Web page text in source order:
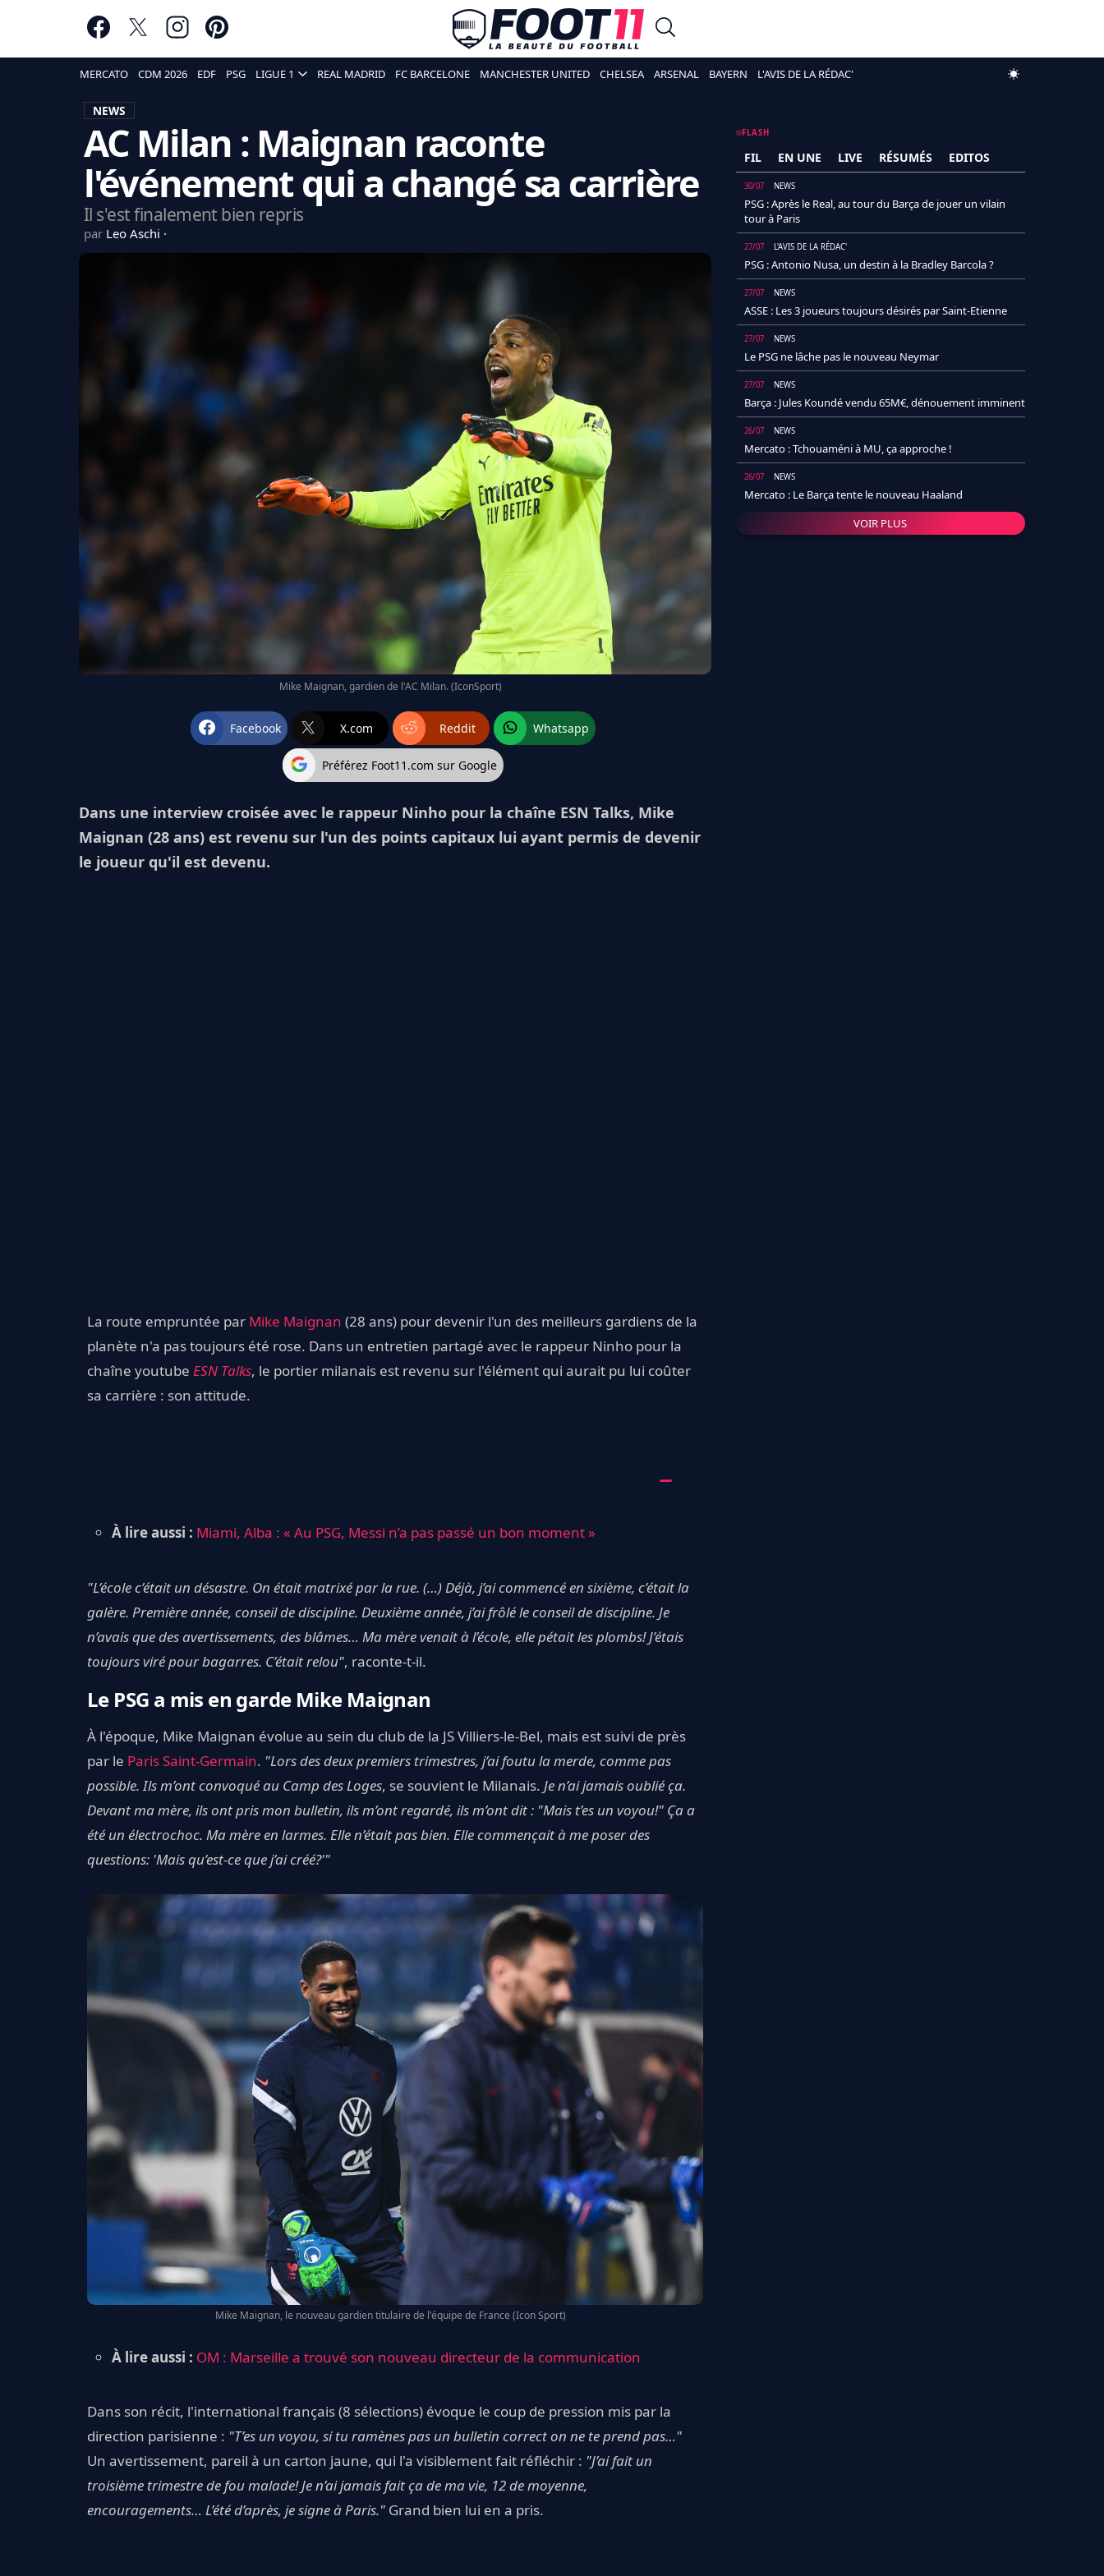
MERCATO CDM 2026 EDF PSG LIGUE 1 REAL MADRID FC BARCELONE MANCHESTER UNITED CHELSEA ARSENAL BAYERN L'AVIS DE LA RÉDAC'
NEWS
AC Milan : Maignan raconte
l'événement qui a changé sa carrière
Il s'est finalement bien repris
par Leo Aschi
Mike Maignan, gardien de l'AC Milan. (IconSport)
Facebook X.com Reddit Whatsapp
Préférez Foot11.com sur Google
Dans une interview croisée avec le rappeur Ninho pour la chaîne ESN Talks, Mike
Maignan (28 ans) est revenu sur l'un des points capitaux lui ayant permis de devenir
le joueur qu'il est devenu.
La route empruntée par Mike Maignan (28 ans) pour devenir l'un des meilleurs gardiens de la
planète n'a pas toujours été rose. Dans un entretien partagé avec le rappeur Ninho pour la
chaîne youtube ESN Talks, le portier milanais est revenu sur l'élément qui aurait pu lui coûter
sa carrière : son attitude.
À lire aussi : Miami, Alba : « Au PSG, Messi n’a pas passé un bon moment »
"L’école c’était un désastre. On était matrixé par la rue. (…) Déjà, j’ai commencé en sixième, c’était la
galère. Première année, conseil de discipline. Deuxième année, j’ai frôlé le conseil de discipline. Je
n’avais que des avertissements, des blâmes… Ma mère venait à l’école, elle pétait les plombs! J’étais
toujours viré pour bagarres. C’était relou", raconte-t-il.
Le PSG a mis en garde Mike Maignan
À l'époque, Mike Maignan évolue au sein du club de la JS Villiers-le-Bel, mais est suivi de près
par le Paris Saint-Germain. "Lors des deux premiers trimestres, j’ai foutu la merde, comme pas
possible. Ils m’ont convoqué au Camp des Loges, se souvient le Milanais. Je n’ai jamais oublié ça.
Devant ma mère, ils ont pris mon bulletin, ils m’ont regardé, ils m’ont dit : "Mais t’es un voyou!" Ça a
été un électrochoc. Ma mère en larmes. Elle n’était pas bien. Elle commençait à me poser des
questions: 'Mais qu’est-ce que j’ai créé?'"
Mike Maignan, le nouveau gardien titulaire de l'équipe de France (Icon Sport)
À lire aussi : OM : Marseille a trouvé son nouveau directeur de la communication
Dans son récit, l'international français (8 sélections) évoque le coup de pression mis par la
direction parisienne : "T’es un voyou, si tu ramènes pas un bulletin correct on ne te prend pas…"
Un avertissement, pareil à un carton jaune, qui l'a visiblement fait réfléchir : "J’ai fait un
troisième trimestre de fou malade! Je n’ai jamais fait ça de ma vie, 12 de moyenne,
encouragements… L’été d’après, je signe à Paris." Grand bien lui en a pris.
FLASH
FIL EN UNE LIVE RÉSUMÉS EDITOS
30/07 NEWS
PSG : Après le Real, au tour du Barça de jouer un vilain
tour à Paris
27/07 L'AVIS DE LA RÉDAC'
PSG : Antonio Nusa, un destin à la Bradley Barcola ?
27/07 NEWS
ASSE : Les 3 joueurs toujours désirés par Saint-Etienne
27/07 NEWS
Le PSG ne lâche pas le nouveau Neymar
27/07 NEWS
Barça : Jules Koundé vendu 65M€, dénouement imminent
26/07 NEWS
Mercato : Tchouaméni à MU, ça approche !
26/07 NEWS
Mercato : Le Barça tente le nouveau Haaland
VOIR PLUS